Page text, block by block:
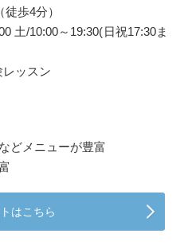
歩4分）
土/10:00～19:30(日祝17:30ま
ッスン
どメニューが豊富
はこちら